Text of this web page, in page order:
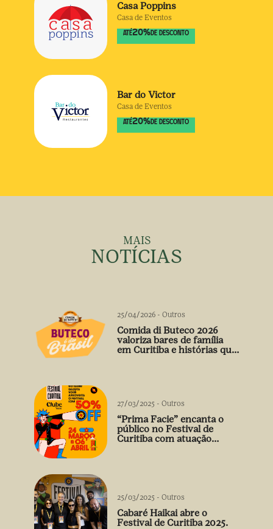
Casa Poppins
Casa de Eventos
ATÉ20% DE DESCONTO
Bar do Victor
Casa de Eventos
ATÉ20% DE DESCONTO
MAIS
NOTÍCIAS
25/04/2026 - Outros
Comida di Buteco 2026
valoriza bares de família
em Curitiba e histórias que
27/03/2025 - Outros
“Prima Facie” encanta o
público no Festival de
Curitiba com atuação
25/03/2025 - Outros
Cabaré Haikai abre o
Festival de Curitiba 2025.